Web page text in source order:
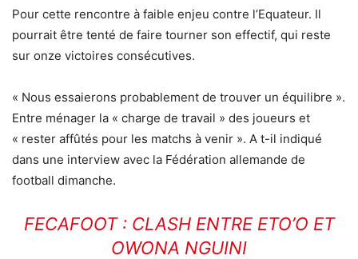
Pour cette rencontre à faible enjeu contre l’Equateur. Il
pourrait être tenté de faire tourner son effectif, qui reste
sur onze victoires consécutives.
« Nous essaierons probablement de trouver un équilibre ».
Entre ménager la « charge de travail » des joueurs et
« rester affûtés pour les matchs à venir ». A t-il indiqué
dans une interview avec la Fédération allemande de
football dimanche.
FECAFOOT : CLASH ENTRE ETO’O ET
OWONA NGUINI